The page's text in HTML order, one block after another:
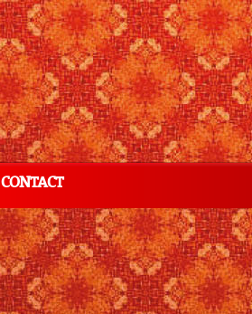
CONTACT